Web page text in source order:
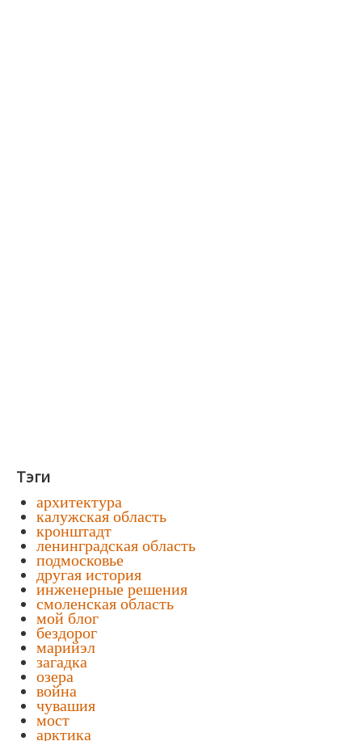
Тэги
архитектура
калужская область
кронштадт
ленинградская область
подмосковье
другая история
инженерные решения
смоленская область
мой блог
бездорог
марийэл
загадка
озера
война
чувашия
мост
арктика